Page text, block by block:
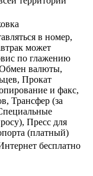
в номер,
может
по глажению
валюты,
Прокат
и факс,
Трансфер (за
Пресс для
(платный)
бесплатно